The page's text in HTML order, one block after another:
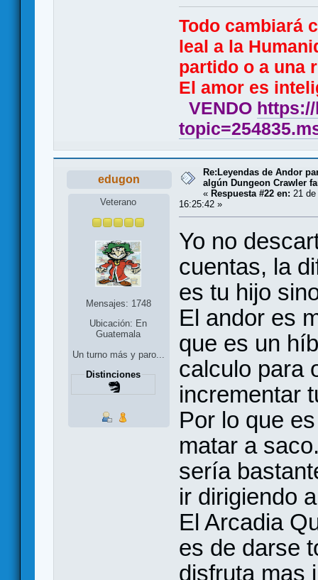
Todo cambiará
leal a la
partido o a una
El amor es
VENDO
edugon
Veterano
Mensajes: 1748
Ubicación: En
Guatemala
Un turno más y paro...
Distinciones
Re:Leyendas de Andor
algún Dungeon Crawler
« Respuesta #22 en: 21
16:25:42 »
Yo no
cuentas, la
es tu hijo
El andor es
que es un
calculo para
incrementar
Por lo que
matar a
sería
ir dirigiendo
El Arcadia
es de darse
disfruta mas